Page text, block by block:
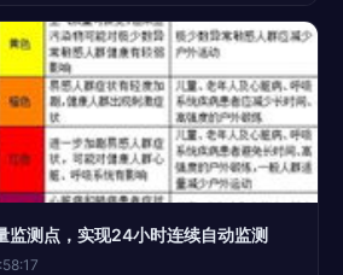
监测点，实现24小时连续自动监测